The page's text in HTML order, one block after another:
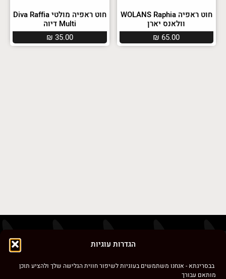
הגדרות עוגיות
בבסריגתא - אנחנו משתמשים בעוגיות לשיפור חווית הגלישה שלך ולהציע תוכן
מותאם עבורך
חוט ראפיה WOLANS Raphia
וולאנס יארן
₪ 65.00
חוט ראפיה מולטי Diva Raffia
Multi דיוה
₪ 35.00
אנחנו כאן בשבילכן
טלפון: